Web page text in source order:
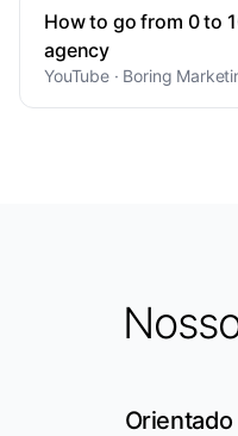
How to go from 0 to
agency
YouTube · Boring